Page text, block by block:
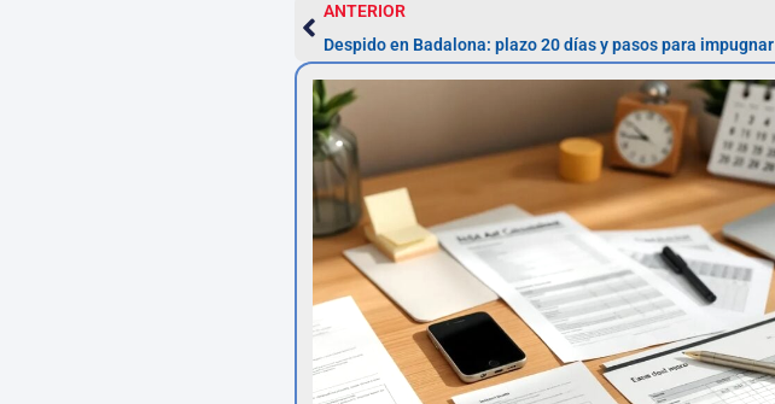
ANTERIOR
Despido en Badalona: plazo 20 días y pasos para impugnar